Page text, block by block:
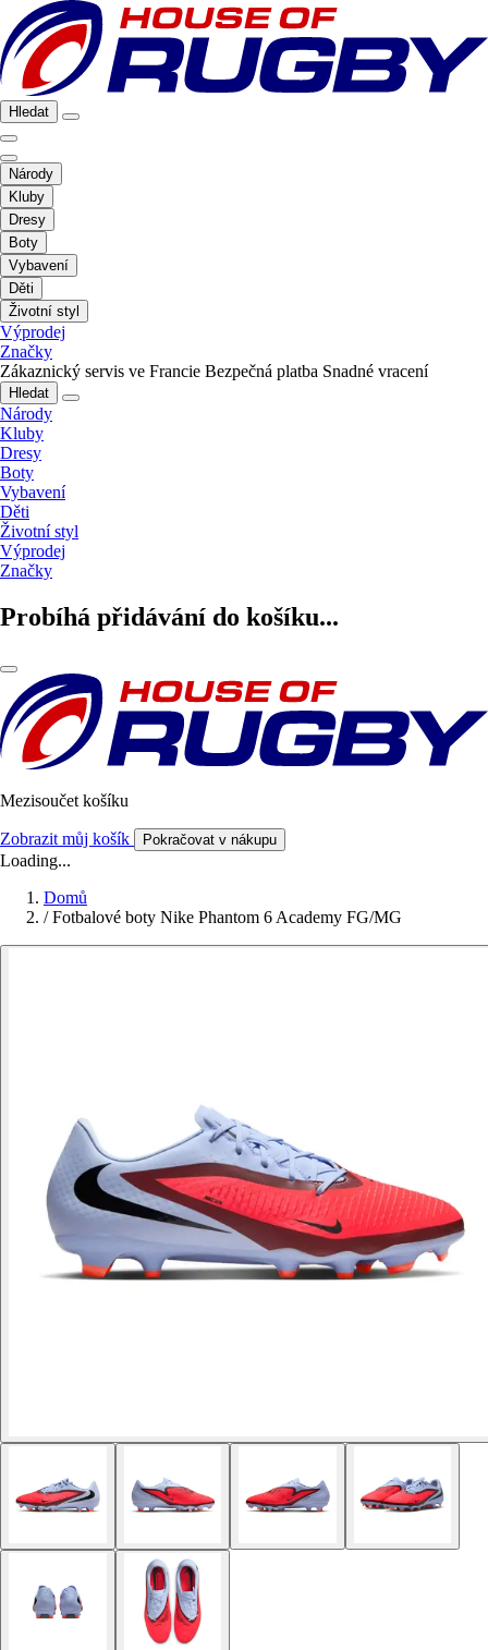
Hledat
Národy
Kluby
Dresy
Boty
Vybavení
Děti
Životní styl
Výprodej
Značky
Zákaznický servis ve Francie Bezpečná platba Snadné vracení
Hledat
Národy
Kluby
Dresy
Boty
Vybavení
Děti
Životní styl
Výprodej
Značky
Probíhá přidávání do košíku...
Mezisoučet košíku
Zobrazit můj košík Pokračovat v nákupu
Loading...
Domů
/ Fotbalové boty Nike Phantom 6 Academy FG/MG